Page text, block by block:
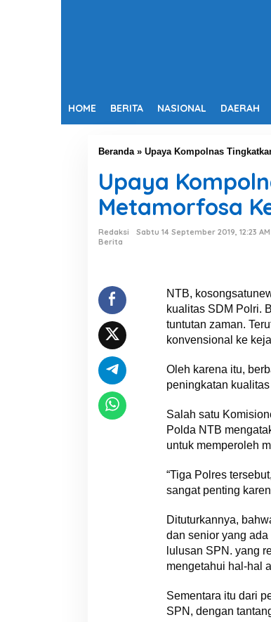
HOME BERITA NASIONAL DAERAH
Beranda» Upaya Kompolnas
Upaya
Metamorfosa
Redaksi
Sabtu 14 September 2019, 12:23 AM
Berita
NTB,
kualitas SDM Polri.
tuntutan zaman.
konvensional ke
Oleh karena itu,
peningkatan
Salah satu
Polda NTB
untuk memperoleh
“Tiga Polres
sangat penting
Dituturkannya,
dan senior yang
lulusan SPN. yang
mengetahui hal-hal
Sementara itu dari
SPN, dengan